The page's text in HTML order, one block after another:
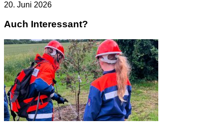
20. Juni 2026
Auch Interessant?